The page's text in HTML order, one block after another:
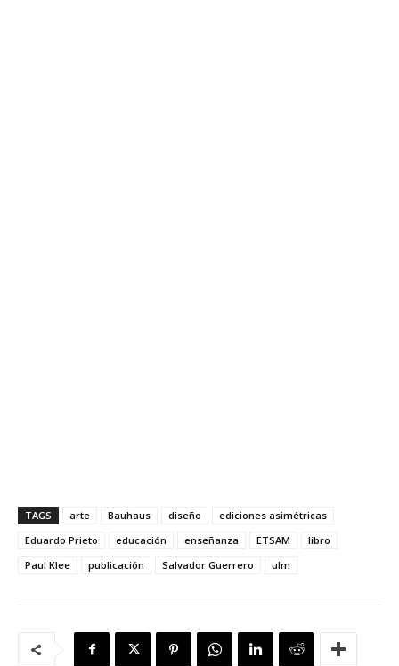
TAGS arte Bauhaus diseño
ediciones asimétricas
Eduardo Prieto
educación enseñanza ETSAM
libro
Paul Klee
publicación Salvador Guerrero ulm